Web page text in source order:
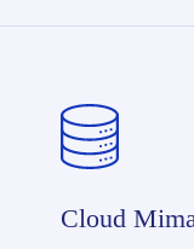
Cloud